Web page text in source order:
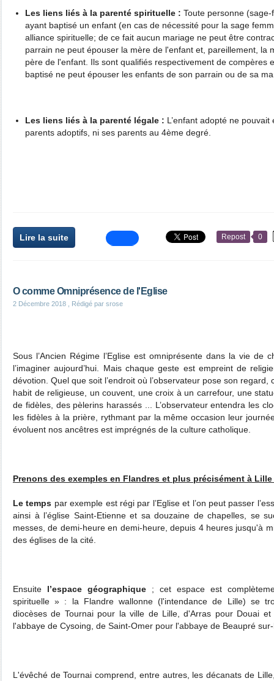
Les liens liés à la parenté spirituelle : Toute personne
ayant baptisé un enfant (en cas de nécessité pour la sage
alliance spirituelle; de ce fait aucun mariage ne peut être
parrain ne peut épouser la mère de l'enfant et, pareillement, la
père de l'enfant. Ils sont qualifiés respectivement de compères
baptisé ne peut épouser les enfants de son parrain ou de sa
Les liens liés à la parenté légale : L’enfant adopté ne
parents adoptifs, ni ses parents au 4ème degré.
Lire la suite Repost 0
O comme Omniprésence de l'Eglise
2 Décembre 2018 , Rédigé par srose
Sous l’Ancien Régime l’Eglise est omniprésente dans la vie de
l’imaginer aujourd’hui. Mais chaque geste est empreint de
dévotion. Quel que soit l’endroit où l’observateur pose son
habit de religieuse, un couvent, une croix à un carrefour, une
de fidèles, des pèlerins harassés ... L’observateur entendra les
les fidèles à la prière, rythmant par la même occasion leur
évoluent nos ancêtres est imprégnés de la culture catholique.
Prenons des exemples en Flandres et plus précisément à Lille
Le temps par exemple est régi par l’Eglise et l’on peut passer
ainsi à l’église Saint-Etienne et sa douzaine de chapelles, se
messes, de demi-heure en demi-heure, depuis 4 heures jusqu'à
des églises de la cité.
Ensuite l’espace géographique ; cet espace est
spirituelle » : la Flandre wallonne (l'intendance de Lille) se
diocèses de Tournai pour la ville de Lille, d'Arras pour Douai
l'abbaye de Cysoing, de Saint-Omer pour l'abbaye de Beaupré
L'évêché de Tournai comprend, entre autres, les décanats de